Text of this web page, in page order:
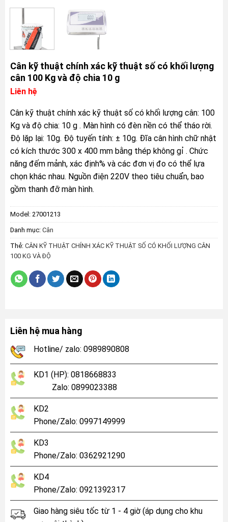
Cân kỹ thuật chính xác kỹ thuật số có khối lượng
cân 100 Kg và độ chia 10 g
Liên hệ
Cân kỹ thuật chính xác kỹ thuật số có khối lượng cân: 100
Kg và độ chia: 10 g . Màn hình có đèn nền có thể tháo rời.
Độ lặp lại: 10g. Độ tuyến tính: ± 10g. Đĩa cân hình chữ nhật
có kích thước 300 x 400 mm bằng thép không gỉ . Chức
năng đếm mảnh, xác định% và các đơn vị đo có thể lựa
chọn khác nhau. Nguồn điện 220V theo tiêu chuẩn, bao
gồm thanh đỡ màn hình.
Model: 27001213
Danh mục: Cân
Thẻ: CÂN KỸ THUẬT CHÍNH XÁC KỸ THUẬT SỐ CÓ KHỐI LƯỢNG CÂN
100 KG VÀ ĐỘ
Liên hệ mua hàng
Hotline/ zalo: 0989890808
KD1 (HP): 0818668833
Zalo: 0899023388
KD2
Phone/Zalo: 0997149999
KD3
Phone/Zalo: 0362921290
KD4
Phone/Zalo: 0921392317
Giao hàng siêu tốc từ 1 - 4 giờ (áp dụng cho khu